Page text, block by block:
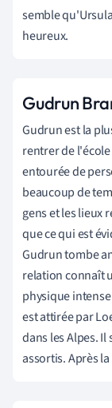
semble
heureux.
Gudrun
Gudrun est la
rentrer de
entourée de
beaucoup de
gens et les lieux
que ce qui est
Gudrun tombe
relation connaît
physique
est attirée par
dans les Alpes.
assortis. Après